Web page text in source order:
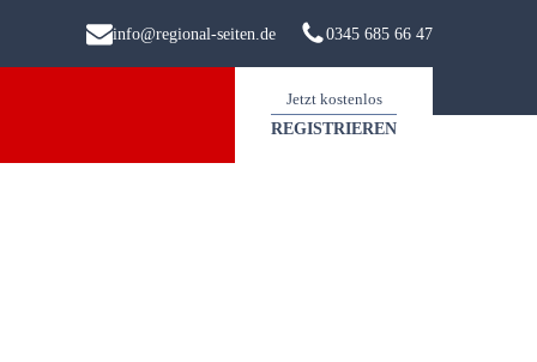
info@regional-seiten.de 0345 685 66 47
Jetzt kostenlos
REGISTRIEREN